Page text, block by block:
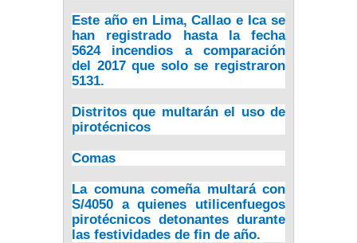
Este año en Lima, Callao e Ica se
han registrado hasta la fecha
5624 incendios a comparación
del 2017 que solo se registraron
5131.
Distritos que multarán el uso de
pirotécnicos
Comas
La comuna comeña multará con
S/4050 a quienes utilicenfuegos
pirotécnicos detonantes durante
las festividades de fin de año.